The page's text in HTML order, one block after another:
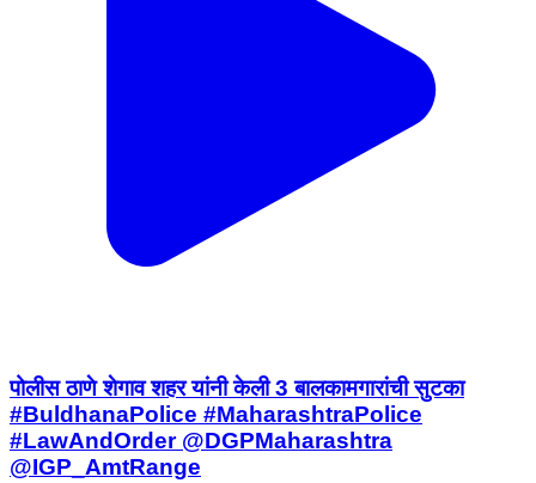
पोलीस ठाणे शेगाव शहर यांनी केली 3 बालकामगारांची सुटका
#BuldhanaPolice #MaharashtraPolice
#LawAndOrder @DGPMaharashtra
@IGP_AmtRange